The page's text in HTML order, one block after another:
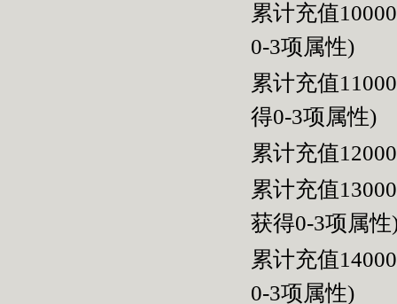
累计充值
0-3项属性)
累计充值
得0-3项属性)
累计充值
累计充值
获得0-3项属性
累计充值
0-3项属性)